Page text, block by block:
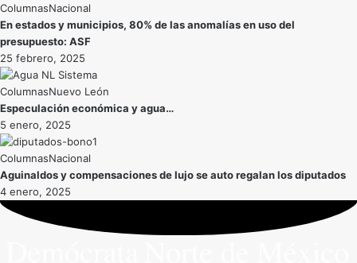
Nacional
En estados y municipios, 80% de las anomalías en uso del
presupuesto: ASF
25 febrero, 2025
Nuevo León
Especulación económica y agua…
5 enero, 2025
Nacional
Aguinaldos y compensaciones de lujo se auto regalan los diputados
4 enero, 2025